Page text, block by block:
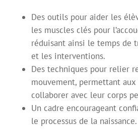
Des outils pour aider les
les muscles clés pour
réduisant ainsi le temps de
et les interventions.
Des techniques pour relier
mouvement, permettant aux
collaborer avec leur corps
Un cadre encourageant
le processus de la naissance.